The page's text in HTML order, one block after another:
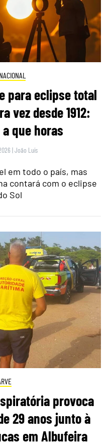
NACIONAL
para eclipse total
vez desde 1912:
que horas
|João Luís
em todo o país, mas
contará com o eclipse
Sol
provoca
29 anos junto à
em Albufeira